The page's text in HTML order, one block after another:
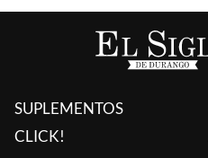
SUPLEMENTOS
CLICK!